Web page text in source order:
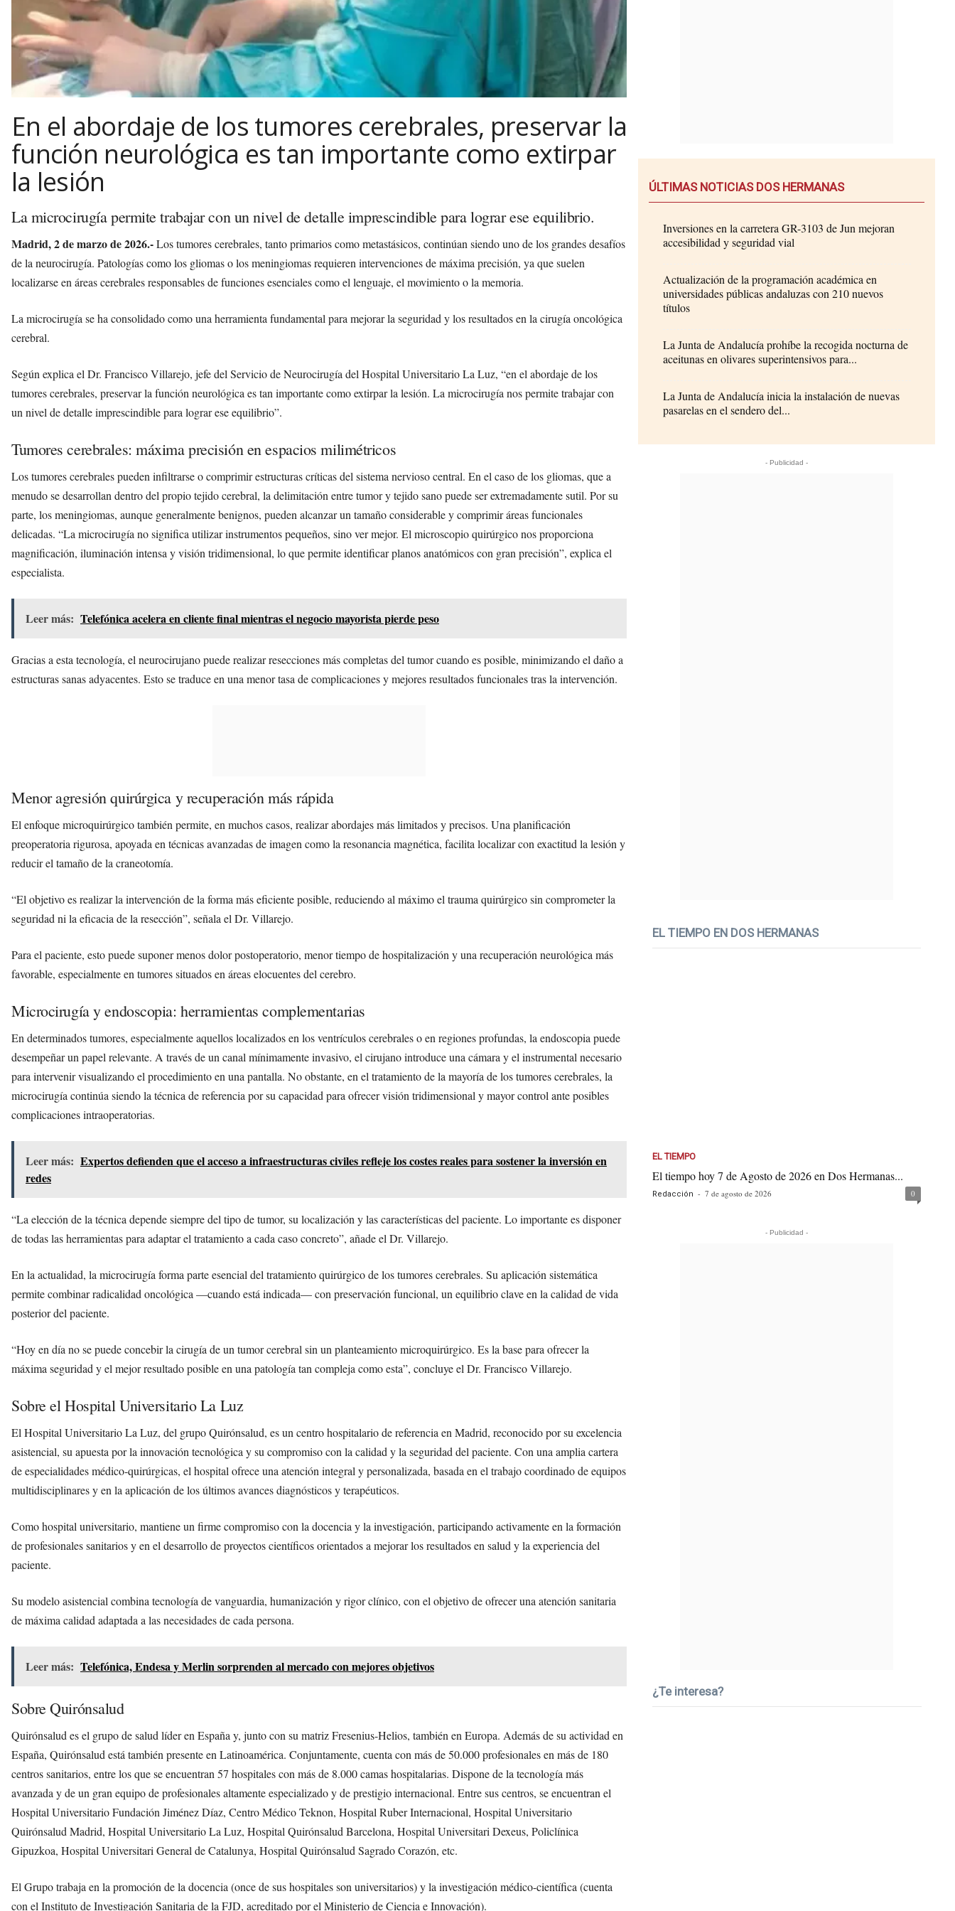
En el abordaje de los tumores cerebrales, preservar la
función neurológica es tan importante como extirpar
la lesión
La microcirugía permite trabajar con un nivel de detalle imprescindible para lograr ese equilibrio.
Madrid, 2 de marzo de 2026.-Los tumores cerebrales, tanto primarios como metastásicos, continúan siendo uno de los grandes desafíos
de la neurocirugía. Patologías como los gliomas o los meningiomas requieren intervenciones de máxima precisión, ya que suelen
localizarse en áreas cerebrales responsables de funciones esenciales como el lenguaje, el movimiento o la memoria.
La microcirugía se ha consolidado como una herramienta fundamental para mejorar la seguridad y los resultados en la cirugía oncológica
cerebral.
Según explica el Dr. Francisco Villarejo, jefe del Servicio de Neurocirugía del Hospital Universitario La Luz, “en el abordaje de los
tumores cerebrales, preservar la función neurológica es tan importante como extirpar la lesión. La microcirugía nos permite trabajar con
un nivel de detalle imprescindible para lograr ese equilibrio”.
Tumores cerebrales: máxima precisión en espacios milimétricos
Los tumores cerebrales pueden infiltrarse o comprimir estructuras críticas del sistema nervioso central. En el caso de los gliomas, que a
menudo se desarrollan dentro del propio tejido cerebral, la delimitación entre tumor y tejido sano puede ser extremadamente sutil. Por su
parte, los meningiomas, aunque generalmente benignos, pueden alcanzar un tamaño considerable y comprimir áreas funcionales
delicadas. “La microcirugía no significa utilizar instrumentos pequeños, sino ver mejor. El microscopio quirúrgico nos proporciona
magnificación, iluminación intensa y visión tridimensional, lo que permite identificar planos anatómicos con gran precisión”, explica el
especialista.
Leer más: Telefónica acelera en cliente final mientras el negocio mayorista pierde peso
Gracias a esta tecnología, el neurocirujano puede realizar resecciones más completas del tumor cuando es posible, minimizando el daño a
estructuras sanas adyacentes. Esto se traduce en una menor tasa de complicaciones y mejores resultados funcionales tras la intervención.
Menor agresión quirúrgica y recuperación más rápida
El enfoque microquirúrgico también permite, en muchos casos, realizar abordajes más limitados y precisos. Una planificación
preoperatoria rigurosa, apoyada en técnicas avanzadas de imagen como la resonancia magnética, facilita localizar con exactitud la lesión y
reducir el tamaño de la craneotomía.
“El objetivo es realizar la intervención de la forma más eficiente posible, reduciendo al máximo el trauma quirúrgico sin comprometer la
seguridad ni la eficacia de la resección”, señala el Dr. Villarejo.
Para el paciente, esto puede suponer menos dolor postoperatorio, menor tiempo de hospitalización y una recuperación neurológica más
favorable, especialmente en tumores situados en áreas elocuentes del cerebro.
Microcirugía y endoscopia: herramientas complementarias
En determinados tumores, especialmente aquellos localizados en los ventrículos cerebrales o en regiones profundas, la endoscopia puede
desempeñar un papel relevante. A través de un canal mínimamente invasivo, el cirujano introduce una cámara y el instrumental necesario
para intervenir visualizando el procedimiento en una pantalla. No obstante, en el tratamiento de la mayoría de los tumores cerebrales, la
microcirugía continúa siendo la técnica de referencia por su capacidad para ofrecer visión tridimensional y mayor control ante posibles
complicaciones intraoperatorias.
Leer más: Expertos defienden que el acceso a infraestructuras civiles refleje los costes reales para sostener la inversión en
redes
“La elección de la técnica depende siempre del tipo de tumor, su localización y las características del paciente. Lo importante es disponer
de todas las herramientas para adaptar el tratamiento a cada caso concreto”, añade el Dr. Villarejo.
En la actualidad, la microcirugía forma parte esencial del tratamiento quirúrgico de los tumores cerebrales. Su aplicación sistemática
permite combinar radicalidad oncológica —cuando está indicada— con preservación funcional, un equilibrio clave en la calidad de vida
posterior del paciente.
“Hoy en día no se puede concebir la cirugía de un tumor cerebral sin un planteamiento microquirúrgico. Es la base para ofrecer la
máxima seguridad y el mejor resultado posible en una patología tan compleja como esta”, concluye el Dr. Francisco Villarejo.
Sobre el Hospital Universitario La Luz
El Hospital Universitario La Luz, del grupo Quirónsalud, es un centro hospitalario de referencia en Madrid, reconocido por su excelencia
asistencial, su apuesta por la innovación tecnológica y su compromiso con la calidad y la seguridad del paciente. Con una amplia cartera
de especialidades médico-quirúrgicas, el hospital ofrece una atención integral y personalizada, basada en el trabajo coordinado de equipos
multidisciplinares y en la aplicación de los últimos avances diagnósticos y terapéuticos.
Como hospital universitario, mantiene un firme compromiso con la docencia y la investigación, participando activamente en la formación
de profesionales sanitarios y en el desarrollo de proyectos científicos orientados a mejorar los resultados en salud y la experiencia del
paciente.
Su modelo asistencial combina tecnología de vanguardia, humanización y rigor clínico, con el objetivo de ofrecer una atención sanitaria
de máxima calidad adaptada a las necesidades de cada persona.
Leer más: Telefónica, Endesa y Merlin sorprenden al mercado con mejores objetivos
Sobre Quirónsalud
Quirónsalud es el grupo de salud líder en España y, junto con su matriz Fresenius-Helios, también en Europa. Además de su actividad en
España, Quirónsalud está también presente en Latinoamérica. Conjuntamente, cuenta con más de 50.000 profesionales en más de 180
centros sanitarios, entre los que se encuentran 57 hospitales con más de 8.000 camas hospitalarias. Dispone de la tecnología más
avanzada y de un gran equipo de profesionales altamente especializado y de prestigio internacional. Entre sus centros, se encuentran el
Hospital Universitario Fundación Jiménez Díaz, Centro Médico Teknon, Hospital Ruber Internacional, Hospital Universitario
Quirónsalud Madrid, Hospital Universitario La Luz, Hospital Quirónsalud Barcelona, Hospital Universitari Dexeus, Policlínica
Gipuzkoa, Hospital Universitari General de Catalunya, Hospital Quirónsalud Sagrado Corazón, etc.
El Grupo trabaja en la promoción de la docencia (once de sus hospitales son universitarios) y la investigación médico-científica (cuenta
con el Instituto de Investigación Sanitaria de la FJD, acreditado por el Ministerio de Ciencia e Innovación).
ÚLTIMAS NOTICIAS DOS HERMANAS
Inversiones en la carretera GR-3103 de Jun mejoran
accesibilidad y seguridad vial
Actualización de la programación académica en
universidades públicas andaluzas con 210 nuevos
títulos
La Junta de Andalucía prohíbe la recogida nocturna de
aceitunas en olivares superintensivos para...
La Junta de Andalucía inicia la instalación de nuevas
pasarelas en el sendero del...
- Publicidad -
EL TIEMPO EN DOS HERMANAS
EL TIEMPO
El tiempo hoy 7 de Agosto de 2026 en Dos Hermanas...
Redacción - 7 de agosto de 2026 0
- Publicidad -
¿Te interesa?